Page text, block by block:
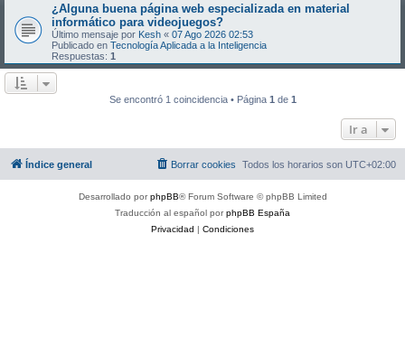
¿Alguna buena página web especializada en material
informático para videojuegos?
Último mensaje por Kesh « 07 Ago 2026 02:53
Publicado en Tecnología Aplicada a la Inteligencia
Respuestas: 1
Se encontró 1 coincidencia • Página 1 de 1
Ir a
Índice general Todos los horarios son UTC+02:00
Borrar cookies
Desarrollado porphpBB® Forum Software © phpBB Limited
Traducción al español porphpBB España
Privacidad | Condiciones